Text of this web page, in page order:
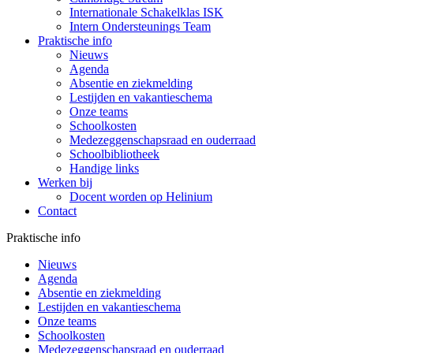
Internationale Schakelklas ISK
Intern Ondersteunings Team
Praktische info
Nieuws
Agenda
Absentie en ziekmelding
Lestijden en vakantieschema
Onze teams
Schoolkosten
Medezeggenschapsraad en ouderraad
Schoolbibliotheek
Handige links
Werken bij
Docent worden op Helinium
Contact
Praktische info
Nieuws
Agenda
Absentie en ziekmelding
Lestijden en vakantieschema
Onze teams
Schoolkosten
Medezeggenschapsraad en ouderraad